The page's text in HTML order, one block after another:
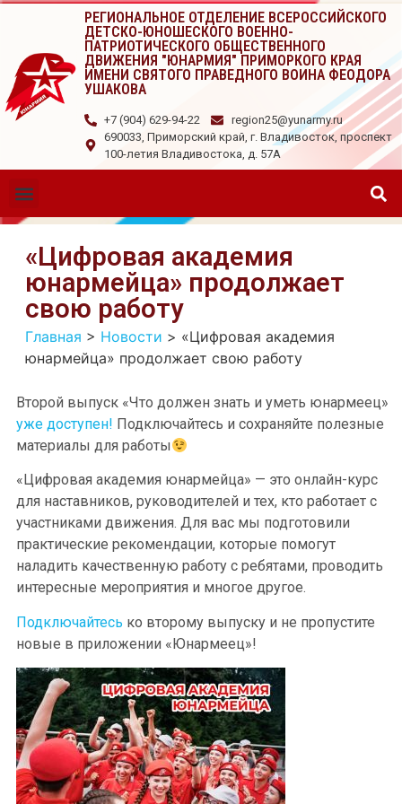
РЕГИОНАЛЬНОЕ ОТДЕЛЕНИЕ ВСЕРОССИЙСКОГО
ДЕТСКО-ЮНОШЕСКОГО ВОЕННО-
ПАТРИОТИЧЕСКОГО ОБЩЕСТВЕННОГО
ДВИЖЕНИЯ "ЮНАРМИЯ" ПРИМОРКОГО КРАЯ
ИМЕНИ СВЯТОГО ПРАВЕДНОГО ВОИНА ФЕОДОРА
УШАКОВА
+7 (904) 629-94-22
region25@yunarmy.ru
690033, Приморский край, г. Владивосток, проспект
100-летия Владивостока, д. 57А
«Цифровая академия
юнармейца» продолжает
свою работу
Главная > Новости > «Цифровая академия
юнармейца» продолжает свою работу
Второй выпуск «Что должен знать и уметь юнармеец»
уже доступен! Подключайтесь и сохраняйте полезные
материалы для работы
«Цифровая академия юнармейца» — это онлайн-курс
для наставников, руководителей и тех, кто работает с
участниками движения. Для вас мы подготовили
практические рекомендации, которые помогут
наладить качественную работу с ребятами, проводить
интересные мероприятия и многое другое.
Подключайтесь ко второму выпуску и не пропустите
новые в приложении «Юнармеец»!